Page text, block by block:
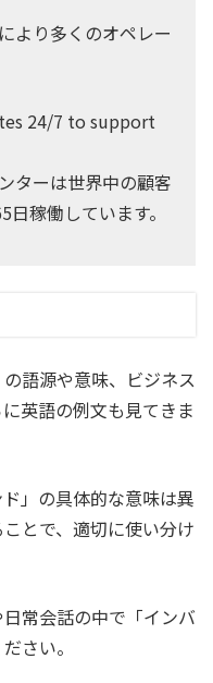
より多くのオペレー
24/7 to support
ターは世界中の顧客
稼働しています。
語源や意味、ビジネス
英語の例文も見てきま
」の具体的な意味は異
とで、適切に使い分け
常会話の中で「インバ
さい。